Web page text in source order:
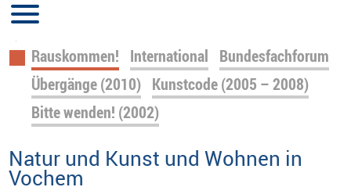
Navigation
überspringen
Rauskommen! International Bundesfachforum
Übergänge (2010) Kunstcode (2005 – 2008)
Bitte wenden! (2002)
Natur und Kunst und Wohnen in
Vochem